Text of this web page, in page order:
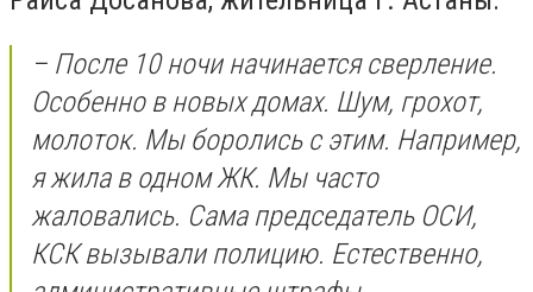
– После 10 ночи начинается сверление.
Особенно в новых домах. Шум, грохот,
молоток. Мы боролись с этим. Например,
я жила в одном ЖК. Мы часто
жаловались. Сама председатель ОСИ,
КСК вызывали полицию. Естественно,